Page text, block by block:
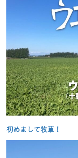
初めまして牧草！